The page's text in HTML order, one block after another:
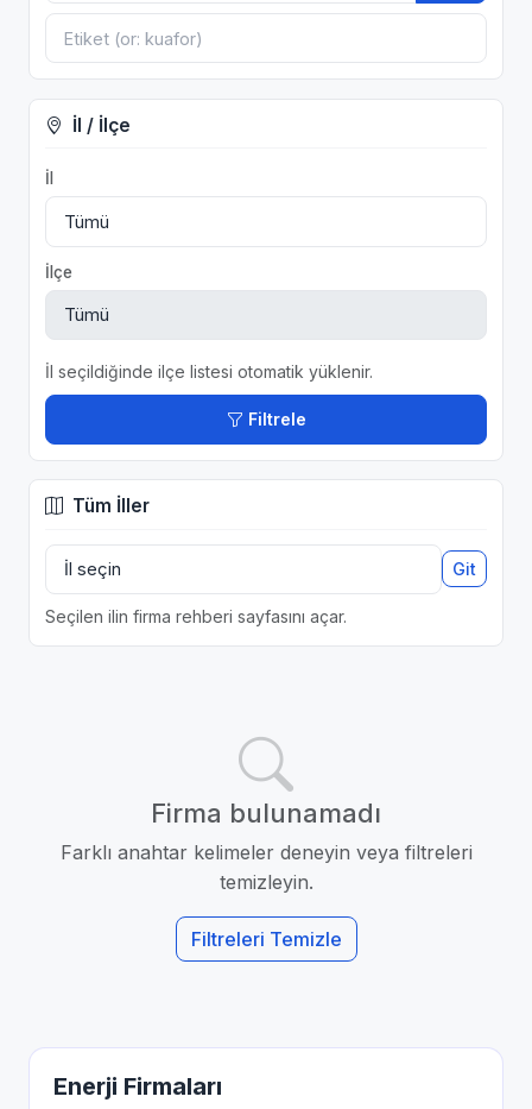
İl / İlçe
İl
İlçe
İl seçildiğinde ilçe listesi otomatik yüklenir.
Filtrele
Tüm İller
Git
Seçilen ilin firma rehberi sayfasını açar.
Firma bulunamadı
Farklı anahtar kelimeler deneyin veya filtreleri
temizleyin.
Filtreleri Temizle
Enerji Firmaları